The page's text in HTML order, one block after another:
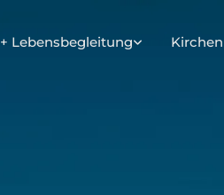
Lebensbegleitung